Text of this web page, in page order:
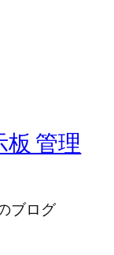
板 管理
ブログ